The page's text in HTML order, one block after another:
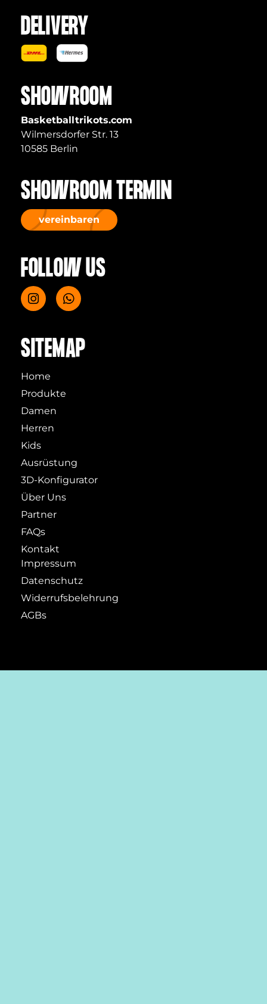
DELIVERY
SHOWROOM
Basketballtrikots.com
Wilmersdorfer Str. 13
10585 Berlin
SHOWROOM TERMIN
vereinbaren
FOLLOW US
SITEMAP
Home
Produkte
Damen
Herren
Kids
Ausrüstung
3D-Konfigurator
Über Uns
Partner
FAQs
Kontakt
Impressum
Datenschutz
Widerrufsbelehrung
AGBs